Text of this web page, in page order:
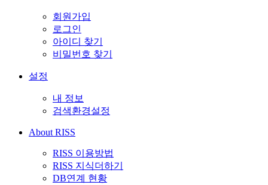
회원가입
로그인
아이디 찾기
비밀번호 찾기
설정
내 정보
검색환경설정
About RISS
RISS 이용방법
RISS 지식더하기
DB연계 현황